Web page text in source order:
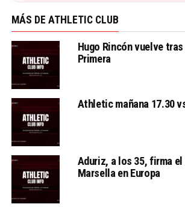
MÁS DE ATHLETIC CLUB
Hugo Rincón vuelve
Primera
Athletic mañana 17.30
Aduriz, a los 35, firma el
Marsella en Europa